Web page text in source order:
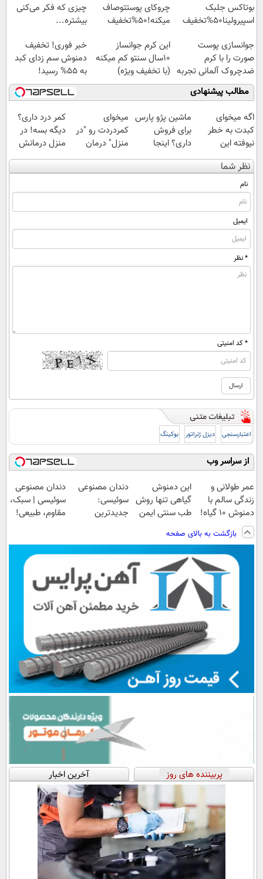
بوتاکس جلبک
اسپیرولینا50%تخفیف
چروکای پوستتوصاف
میکنه!50%تخفیف
چیزی که فکر می‌کنی
بیشتره...
جوانسازی پوست
صورت را با کرم
ضدچروک آلمانی تجربه
کنید!
این کرم جوانساز
10سال سنتو کم میکنه
(با تخفیف ویژه)
خبر فوری! تخفیف
دمنوش سم زدای کبد
به 55% رسید!
(موجودی محدود)
مطالب پیشنهادی
اگه میخوای
کبدت به خطر
نیوفته این
دمنوش گیاهی
رو فراموش نکن
😨
ماشین پژو پارس
برای فروش
داری؟ اینجا
سریع بفروشش
میخوای
کمردردت رو "در
منزل" درمان
کنی؟ (◂فیلم +
◂پرسش‌نامه)
کمر درد داری؟
دیگه بسه! در
منزل درمانش
کن
(◀پرسش‌نامه)
نظر شما
نام
ایمیل
* نظر
* کد امنیتی
اعتبارسنجی دیزل ژنراتور بوکینگ
از سراسر وب
عمر طولانی و
زندگی سالم با
دمنوش ۱۰ گیاه!
(۵۵% تخفیف)
این دمنوش
گیاهی تنها روش
طب سنتی ایمن
کبدچرب
دندان مصنوعی
سوئیسی:
جدیدترین
پرداخت قسطی
دندان مصنوعی
سوئیسی | سبک،
مقاوم، طبیعی!
اقساطی😍
بازگشت به بالای صفحه
پربیننده های روز آخرین اخبار